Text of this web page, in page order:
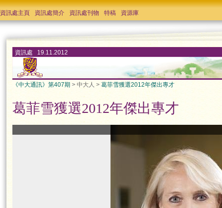
資訊處主頁 資訊處簡介 資訊處刊物 特稿 資源庫
資訊處 19.11.2012
《中大通訊》第407期 > 中大人 > 葛菲雪獲選2012年傑出專才
葛菲雪獲選2012年傑出專才